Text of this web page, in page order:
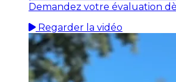
Demandez votre évaluation
Regarder la vidéo